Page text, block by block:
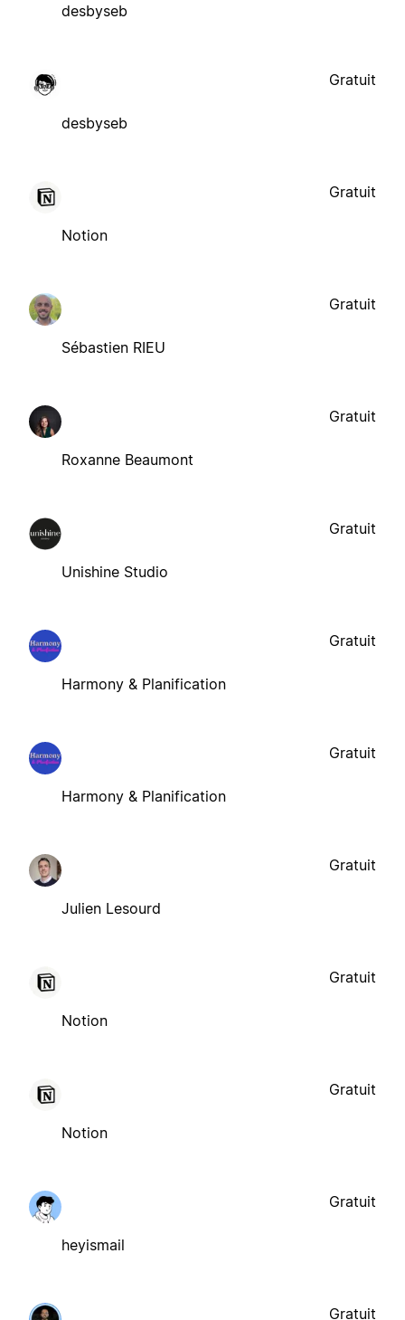
desbyseb
desbyseb
Gratuit
Notion
Gratuit
Sébastien RIEU
Gratuit
Roxanne Beaumont
Gratuit
Unishine Studio
Gratuit
Harmony & Planification
Gratuit
Harmony & Planification
Gratuit
Julien Lesourd
Gratuit
Notion
Gratuit
Notion
Gratuit
heyismail
Gratuit
Gratuit